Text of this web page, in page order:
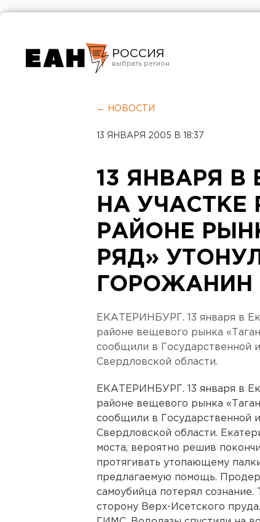
РОССИЯ
Челябинск
← НОВОСТИ
13 ЯНВАРЯ 2005 В 18:37
13 ЯНВАРЯ В
НА УЧАСТКЕ
РАЙОНЕ
РЯД»
ГОРОЖАНИН
ЕКАТЕРИНБУРГ. 13 января в
районе вещевого рынка
сообщили в Государственной
Свердловской области.
ЕКАТЕРИНБУРГ. 13 января в
районе вещевого рынка
сообщили в Государственной
Свердловской области.
моста, вероятно решив
протягивать утопающему
предлагаемую помощь.
самоубийца потерял сознание.
сторону Верх-Исетского